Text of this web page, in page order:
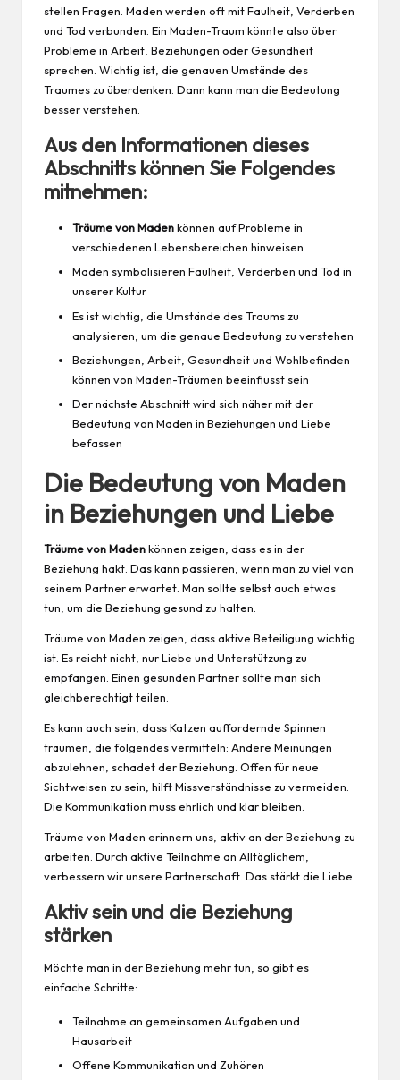
stellen Fragen. Maden werden oft mit Faulheit, Verderben
und Tod verbunden. Ein Maden-Traum könnte also über
Probleme in Arbeit, Beziehungen oderGesundheit
sprechen. Wichtig ist, die genauen Umstände des
Traumes zu überdenken. Dann kann man die Bedeutung
besser verstehen.
Aus den Informationen dieses
Abschnitts können Sie Folgendes
mitnehmen:
Träume von Madenkönnen auf Probleme in
verschiedenen Lebensbereichen hinweisen
Maden symbolisieren Faulheit, Verderben und Tod in
unserer Kultur
Es ist wichtig, die Umstände des Traums zu
analysieren, um die genaue Bedeutung zu verstehen
Beziehungen, Arbeit, Gesundheit und Wohlbefinden
können von Maden-Träumen beeinflusst sein
Der nächste Abschnitt wird sich näher mit der
Bedeutung von Maden in Beziehungen und Liebe
befassen
Die Bedeutung von Maden
in Beziehungen und Liebe
Träume von Madenkönnen zeigen, dass es in der
Beziehung hakt. Das kann passieren, wenn man zu viel von
seinem Partner erwartet. Man sollte selbst auch etwas
tun, um die Beziehung gesund zu halten.
Träume von Maden zeigen, dass aktive Beteiligung wichtig
ist. Es reicht nicht, nur Liebe und Unterstützung zu
empfangen. Einen gesunden Partner sollte man sich
gleichberechtigt teilen.
Es kann auch sein, dass Katzen auffordernde Spinnen
träumen, die folgendes vermitteln: Andere Meinungen
abzulehnen, schadet der Beziehung. Offen für neue
Sichtweisen zu sein, hilft Missverständnisse zu vermeiden.
Die Kommunikation muss ehrlich und klar bleiben.
Träume von Maden erinnern uns, aktiv an der Beziehung zu
arbeiten. Durch aktive Teilnahme an Alltäglichem,
verbessern wir unsere Partnerschaft. Das stärkt die Liebe.
Aktiv sein und die Beziehung
stärken
Möchte man in der Beziehung mehr tun, so gibt es
einfache Schritte:
Teilnahme an gemeinsamen Aufgaben und
Hausarbeit
Offene Kommunikation und Zuhören